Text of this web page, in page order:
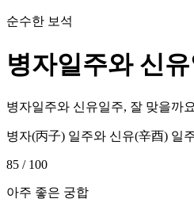
순수한 보석
병자일주와 신유
병자일주와 신유일주, 잘 맞을까
병자(丙子) 일주와 신유(辛酉) 일
85 / 100
아주 좋은 궁합